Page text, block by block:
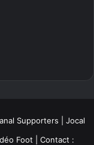
Supporters | Jocal
Foot | Contact :